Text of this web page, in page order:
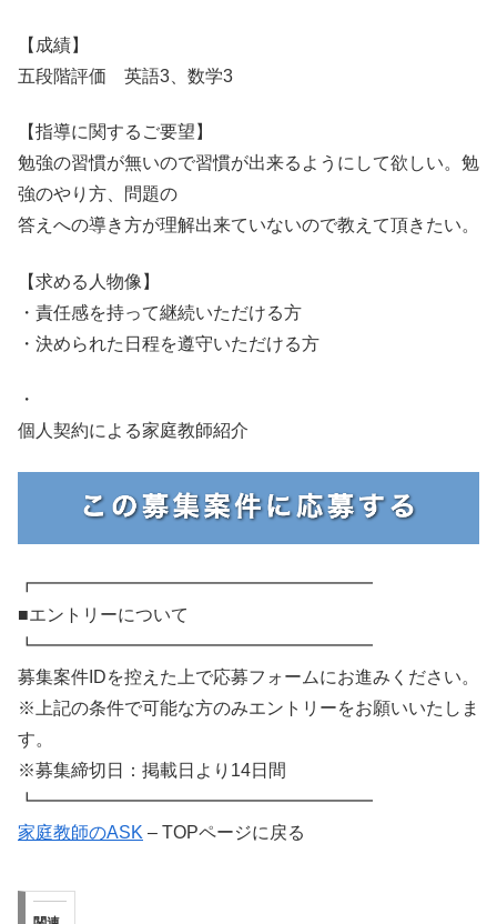
【成績】
五段階評価 英語3、数学3
【指導に関するご要望】
勉強の習慣が無いので習慣が出来るようにして欲しい。勉
強のやり方、問題の
答えへの導き方が理解出来ていないので教えて頂きたい。
【求める人物像】
・責任感を持って継続いただける方
・決められた日程を遵守いただける方
・
個人契約による家庭教師紹介
┏━━━━━━━━━━━━━━━━━━━
■エントリーについて
┗━━━━━━━━━━━━━━━━━━━
募集案件IDを控えた上で応募フォームにお進みください。
※上記の条件で可能な方のみエントリーをお願いいたしま
す。
※募集締切日：掲載日より14日間
┗━━━━━━━━━━━━━━━━━━━
家庭教師のASK – TOPページに戻る